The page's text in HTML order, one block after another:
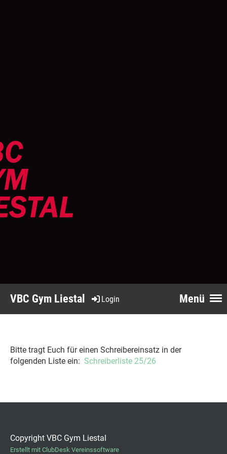
Menü
Login
VBC Gym Liestal
Bitte tragt Euch für einen Schreibereinsatz in der
folgenden Liste ein: Schreiberliste 25/26
Copyright VBC Gym Liestal
Erstellt mit ClubDesk Vereinssoftware